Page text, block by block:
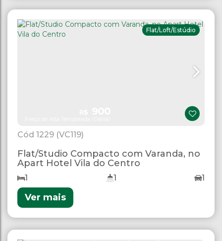
1229 (VC119)
Flat/Loft/Estúdio
Flat/Studio Compacto com Varanda, no
Apart Hotel Vila do Centro
1 1 1
Ver mais